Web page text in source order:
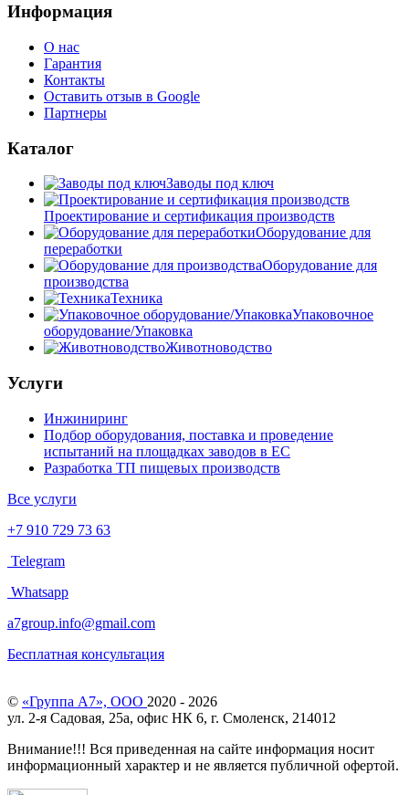
Информация
О нас
Гарантия
Контакты
Оставить отзыв в Google
Партнеры
Каталог
Заводы под ключ
Проектирование и сертификация производств
Оборудование для
переработки
Оборудование для
производства
Техника
Упаковочное
оборудование/Упаковка
Животноводство
Услуги
Инжиниринг
Подбор оборудования, поставка и проведение
испытаний на площадках заводов в ЕС
Разработка ТП пищевых производств
Все услуги
+7 910 729 73 63
Telegram
Whatsapp
a7group.info@gmail.com
Бесплатная консультация
© «Группа А7», ООО 2020 - 2026
ул. 2-я Садовая, 25а, офис НК 6, г. Смоленск, 214012
Внимание!!! Вся приведенная на сайте информация носит
информационный характер и не является публичной офертой.